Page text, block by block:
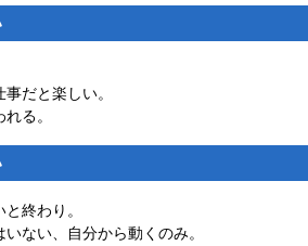
だと楽しい。
る。
終わり。
ない、自分から動くのみ。